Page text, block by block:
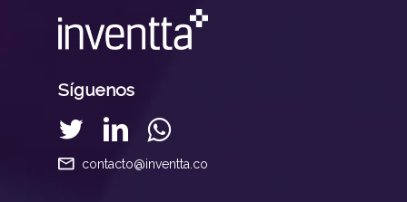
Síguenos
contacto@inventta.co